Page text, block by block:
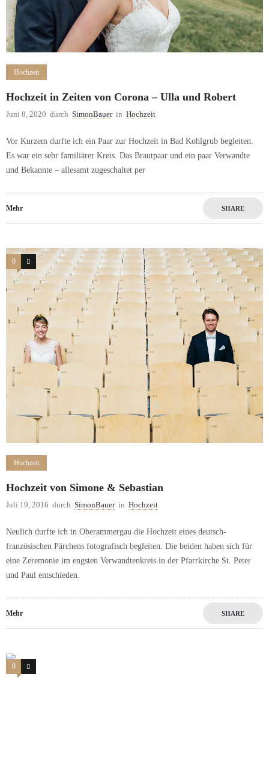
Hochzeit
Hochzeit in Zeiten von Corona – Ulla und Robert
Juni 8, 2020 durch SimonBauer in Hochzeit
Vor Kurzem durfte ich ein Paar zur Hochzeit in Bad Kohlgrub begleiten.
Es war ein sehr familiärer Kreis. Das Brautpaar und ein paar Verwandte
und Bekannte – allesamt zugeschaltet per
Mehr SHARE
0 2
Hochzeit
Hochzeit von Simone & Sebastian
Juli 19, 2016 durch SimonBauer in Hochzeit
Neulich durfte ich in Oberammergau die Hochzeit eines deutsch-
französischen Pärchens fotografisch begleiten. Die beiden haben sich für
eine Zeremonie im engsten Verwandtenkreis in der Pfarrkirche St. Peter
und Paul entschieden.
Mehr SHARE
0 5